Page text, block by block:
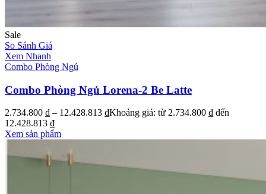
Sale
So Sánh Giá
Xem Nhanh
Combo Phòng Ngủ
Combo Phòng Ngủ Lorena-2 Be Latte
2.734.800 ₫ – 12.428.813 ₫Khoảng giá: từ 2.734.800 ₫ đến
12.428.813 ₫
Xem sản phẩm